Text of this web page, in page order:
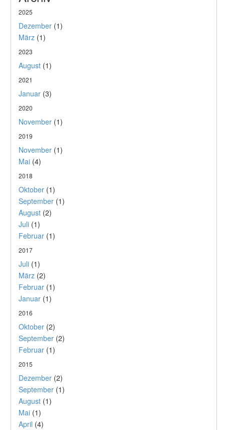
2025
Dezember (1)
März (1)
2023
August (1)
2021
Januar (3)
2020
November (1)
2019
November (1)
Mai (4)
2018
Oktober (1)
September (1)
August (2)
Juli (1)
Februar (1)
2017
Juli (1)
März (2)
Februar (1)
Januar (1)
2016
Oktober (2)
September (2)
Februar (1)
2015
Dezember (2)
September (1)
August (1)
Mai (1)
April (4)